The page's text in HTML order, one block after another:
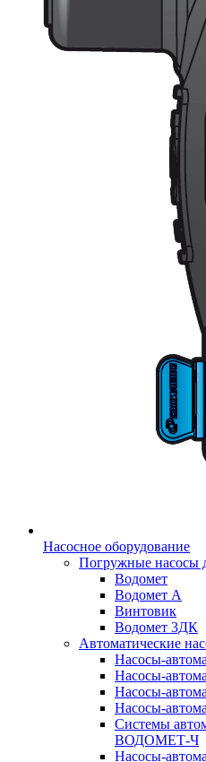
Насосное оборудование
Погружные насосы
Водомет
Водомет А
Винтовик
Водомет 3ДК
Автоматические
Насосы-
Насосы-
Насосы-
Насосы-
Системы
ВОДОМЕТ-Ч
Насосы-